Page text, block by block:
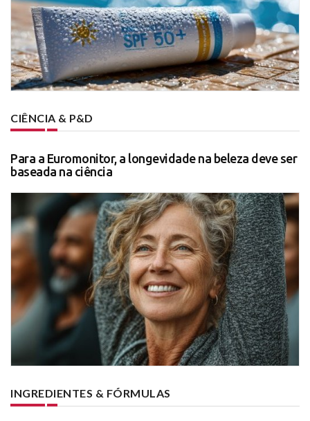
CIÊNCIA & P&D
Para a Euromonitor, a longevidade na beleza deve ser
baseada na ciência
INGREDIENTES & FÓRMULAS